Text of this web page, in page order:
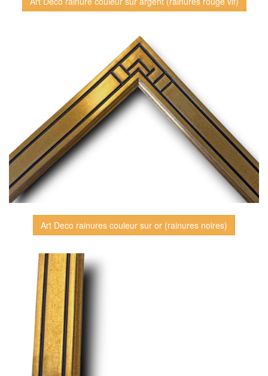
Art Deco rainures couleur sur or (rainures noires)